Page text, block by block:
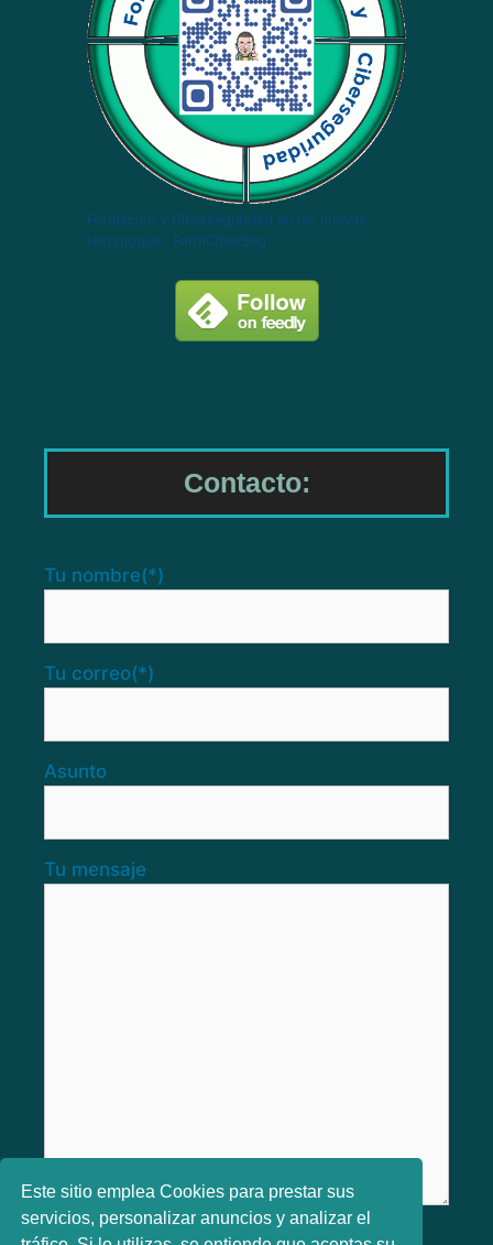
Este sitio emplea Cookies para prestar sus
servicios, personalizar anuncios y analizar el
Formación y Ciberseguridad en las nuevas
tecnologías. FormCiberSeg
Contacto:
Tu nombre(*)
Tu correo(*)
Asunto
Tu mensaje
He leido y aceptado losTérminos y